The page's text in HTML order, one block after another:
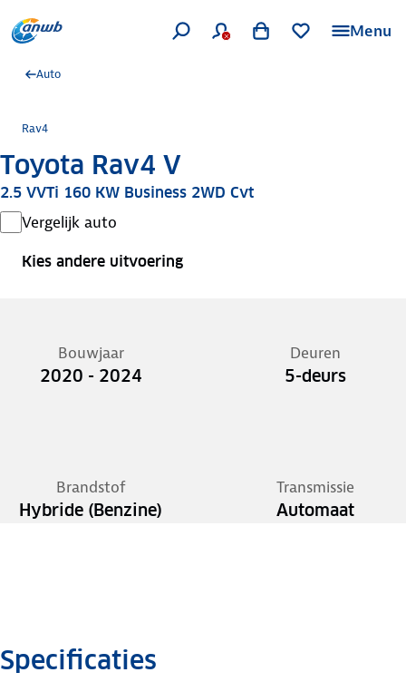
Menu
Auto
Rav4
Toyota Rav4 V
2.5 VVTi 160 KW Business 2WD Cvt
Vergelijk auto
Kies andere uitvoering
Bouwjaar
2020 - 2024
Deuren
5-deurs
Brandstof
Hybride (Benzine)
Transmissie
Automaat
Specificaties